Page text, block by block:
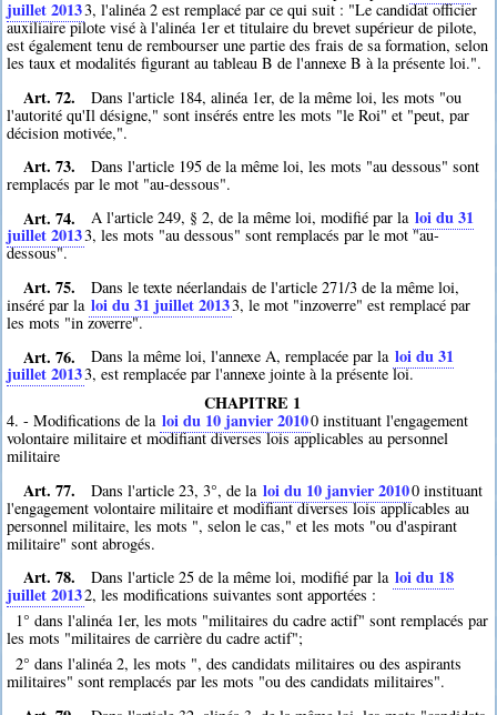
juillet 20133, l'alinéa 2 est remplacé par ce qui suit : "Le candidat officier
auxiliaire pilote visé à l'alinéa 1er et titulaire du brevet supérieur de pilote,
est également tenu de rembourser une partie des frais de sa formation, selon
les taux et modalités figurant au tableau B de l'annexe B à la présente loi.".
Art. 72.
Dans l'article 184, alinéa 1er, de la même loi, les mots "ou
l'autorité qu'Il désigne," sont insérés entre les mots "le Roi" et "peut, par
décision motivée,".
Art. 73.
Dans l'article 195 de la même loi, les mots "au dessous" sont
remplacés par le mot "au-dessous".
Art. 74. A l'article 249, § 2, de la même loi, modifié par la loi du 31
juillet 20133, les mots "au dessous" sont remplacés par le mot "au-
dessous".
Art. 75.
Dans le texte néerlandais de l'article 271/3 de la même loi,
inséré par la loi du 31 juillet 20133, le mot "inzoverre" est remplacé par
les mots "in zoverre".
Art. 76. Dans la même loi, l'annexe A, remplacée par la loi du 31
juillet 20133, est remplacée par l'annexe jointe à la présente loi.
CHAPITRE 1
4. - Modifications de la loi du 10 janvier 20100 instituant l'engagement
volontaire militaire et modifiant diverses lois applicables au personnel
militaire
Art. 77. Dans l'article 23, 3°, de la loi du 10 janvier 20100 instituant
l'engagement volontaire militaire et modifiant diverses lois applicables au
personnel militaire, les mots ", selon le cas," et les mots "ou d'aspirant
militaire" sont abrogés.
Art. 78. Dans l'article 25 de la même loi, modifié par la loi du 18
juillet 20132, les modifications suivantes sont apportées :
1° dans l'alinéa 1er, les mots "militaires du cadre actif" sont remplacés par
les mots "militaires de carrière du cadre actif";
2° dans l'alinéa 2, les mots ", des candidats militaires ou des aspirants
militaires" sont remplacés par les mots "ou des candidats militaires".